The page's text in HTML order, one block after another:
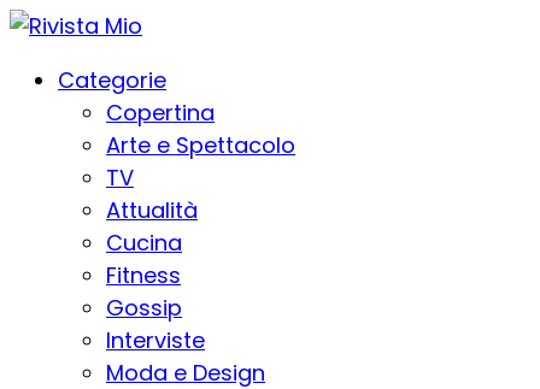
Categorie
Copertina
Arte e Spettacolo
TV
Attualità
Cucina
Fitness
Gossip
Interviste
Moda e Design